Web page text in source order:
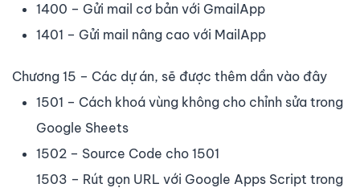
1400 – Gửi mail cơ bản với GmailApp
1401 – Gửi mail nâng cao với MailApp
Chương 15 – Các dự án, sẽ được thêm dần vào đây
1501 – Cách khoá vùng không cho chỉnh sửa trong
Google Sheets
1502 – Source Code cho 1501
1503 – Rút gọn URL với Google Apps Script trong